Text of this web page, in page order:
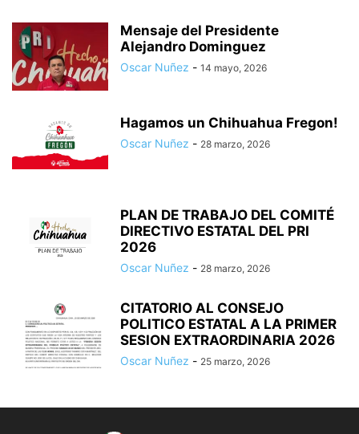
Mensaje del Presidente
Alejandro Dominguez
Oscar Nuñez - 14 mayo, 2026
Hagamos un Chihuahua Fregon!
Oscar Nuñez - 28 marzo, 2026
PLAN DE TRABAJO DEL COMITÉ
DIRECTIVO ESTATAL DEL PRI
2026
Oscar Nuñez - 28 marzo, 2026
CITATORIO AL CONSEJO
POLITICO ESTATAL A LA PRIMER
SESION EXTRAORDINARIA 2026
Oscar Nuñez - 25 marzo, 2026